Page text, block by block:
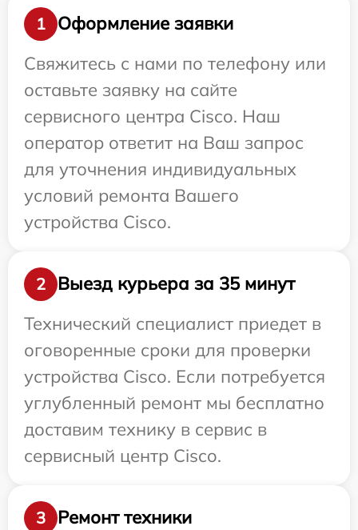
1
Оформление заявки
Свяжитесь с нами по телефону или
оставьте заявку на сайте
сервисного центра Cisco. Наш
оператор ответит на Ваш запрос
для уточнения индивидуальных
условий ремонта Вашего
устройства Cisco.
2
Выезд курьера за 35 минут
Технический специалист приедет в
оговоренные сроки для проверки
устройства Cisco. Если потребуется
углубленный ремонт мы бесплатно
доставим технику в сервис в
сервисный центр Cisco.
3 Ремонт техники